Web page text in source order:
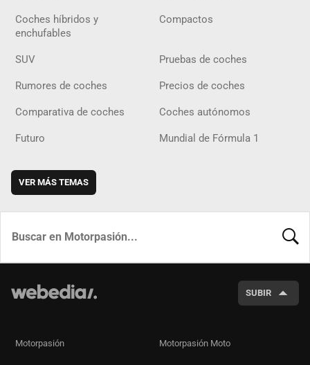
Coches híbridos y
enchufables
Compactos
SUV Pruebas de coches
Rumores de coches Precios de coches
Comparativa de coches Coches autónomos
Futuro Mundial de Fórmula 1
VER MÁS TEMAS
SUBIR
Motorpasión Motorpasión Moto